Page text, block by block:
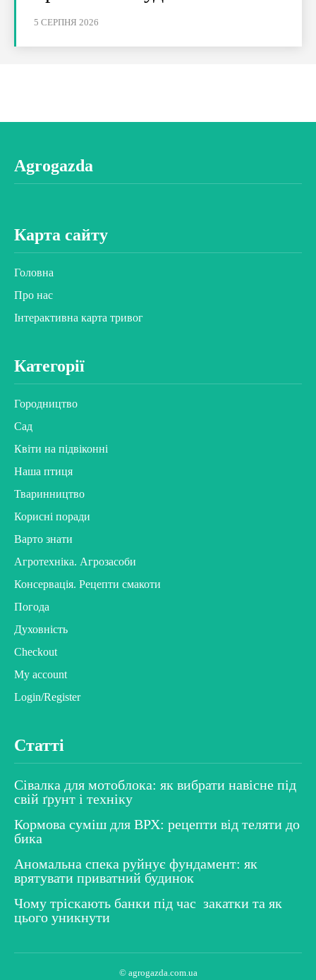
5 СЕРПНЯ 2026
Agrogazda
Карта сайту
Головна
Про нас
Інтерактивна карта тривог
Категорії
Городництво
Сад
Квіти на підвіконні
Наша птиця
Тваринництво
Корисні поради
Варто знати
Агротехніка. Агрозасоби
Консервація. Рецепти смакоти
Погода
Духовність
Checkout
My account
Login/Register
Статті
Сівалка для мотоблока: як вибрати навісне під
свій ґрунт і техніку
Кормова суміш для ВРХ: рецепти від теляти до
бика
Аномальна спека руйнує фундамент: як
врятувати приватний будинок
Чому тріскають банки під час закатки та як
цього уникнути
© agrogazda.com.ua